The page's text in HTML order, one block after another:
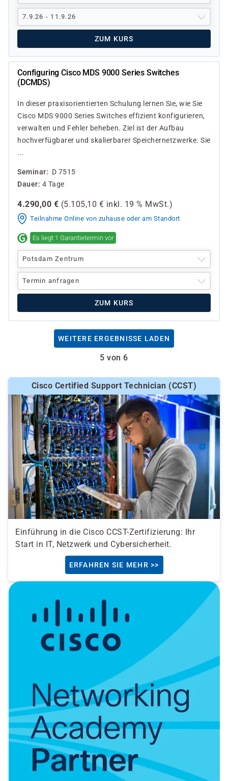
7.9.26 - 11.9.26
ZUM KURS
Configuring Cisco MDS 9000 Series Switches
(DCMDS)
In dieser praxisorientierten Schulung lernen Sie, wie Sie
Cisco MDS 9000 Series Switches effizient konfigurieren,
verwalten und Fehler beheben. Ziel ist der Aufbau
hochverfügbarer und skalierbarer Speichernetzwerke. Sie
...
Seminar
D 7515
Dauer 4 Tage
4.290,00 € (5.105,10 € inkl. 19 % MwSt.)
Teilnahme Online von zuhause oder am Standort
Es liegt 1 Garantietermin vor
Potsdam Zentrum
Termin anfragen
ZUM KURS
WEITERE ERGEBNISSE LADEN
5 von 6
Cisco Certified Support Technician (CCST)
Einführung in die Cisco CCST-Zertifizierung: Ihr
Start in IT, Netzwerk und Cybersicherheit.
ERFAHREN SIE MEHR >>